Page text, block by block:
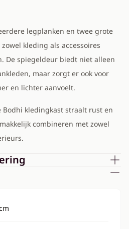
legplanken en twee grote
kleding als accessoires
De spiegeldeur biedt niet alleen
maar zorgt er ook voor
en lichter aanvoelt.
kledingkast straalt rust en
combineren met zowel